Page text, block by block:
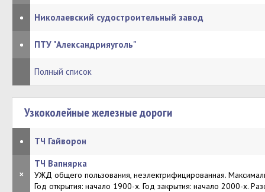
• Николаевский судостроительный завод
• ПТУ "Александрияуголь"
Полный список
Узкоколейные железные дороги
• ТЧ Гайворон
×
ТЧ Вапнярка
УЖД общего пользования, неэлектрифицированная.
Год открытия: начало 1900-х. Год закрытия: начало 2000-х.